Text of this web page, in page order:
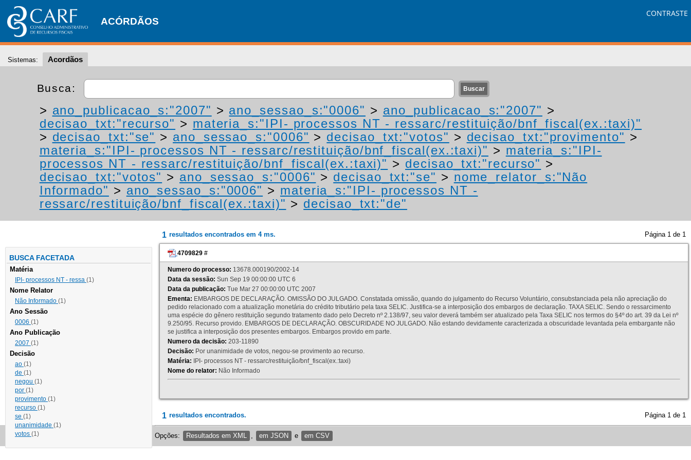
ACÓRDÃOS
CONTRASTE
Sistemas: Acordãos
Busca:
> ano_publicacao_s:"2007" > ano_sessao_s:"0006" > ano_publicacao_s:"2007" >
decisao_txt:"recurso" > materia_s:"IPI- processos NT - ressarc/restituição/bnf_fiscal(ex.:taxi)"
> decisao_txt:"se" > ano_sessao_s:"0006" > decisao_txt:"votos" > decisao_txt:"provimento" >
materia_s:"IPI- processos NT - ressarc/restituição/bnf_fiscal(ex.:taxi)" > materia_s:"IPI-
processos NT - ressarc/restituição/bnf_fiscal(ex.:taxi)" > decisao_txt:"recurso" >
decisao_txt:"votos" > ano_sessao_s:"0006" > decisao_txt:"se" > nome_relator_s:"Não
Informado" > ano_sessao_s:"0006" > materia_s:"IPI- processos NT -
ressarc/restituição/bnf_fiscal(ex.:taxi)" > decisao_txt:"de"
BUSCA FACETADA
Matéria
IPI- processos NT - ressa (1)
Nome Relator
Não Informado (1)
Ano Sessão
0006 (1)
Ano Publicação
2007 (1)
Decisão
ao (1)
de (1)
negou (1)
por (1)
provimento (1)
recurso (1)
se (1)
unanimidade (1)
votos (1)
1 resultados encontrados em 4 ms. Página 1 de 1
4709829 #
Numero do processo: 13678.000190/2002-14
Data da sessão: Sun Sep 19 00:00:00 UTC 6
Data da publicação: Tue Mar 27 00:00:00 UTC 2007
Ementa: EMBARGOS DE DECLARAÇÃO. OMISSÃO DO JULGADO. Constatada omissão, quando do julgamento do Recurso Voluntário, consubstanciada pela não apreciação do
pedido relacionado com a atualização monetária do crédito tributário pela taxa SELIC. Justifica-se a interposição dos embargos de declaração. TAXA SELIC. Sendo o ressarcimento
uma espécie do gênero restituição segundo tratamento dado pelo Decreto nº 2.138/97, seu valor deverá também ser atualizado pela Taxa SELIC nos termos do §4º do art. 39 da Lei nº
9.250/95. Recurso provido. EMBARGOS DE DECLARAÇÃO. OBSCURIDADE NO JULGADO. Não estando devidamente caracterizada a obscuridade levantada pela embargante não
se justifica a interposição dos presentes embargos. Embargos provido em parte.
Numero da decisão: 203-11890
Decisão: Por unanimidade de votos, negou-se provimento ao recurso.
Matéria: IPI- processos NT - ressarc/restituição/bnf_fiscal(ex.:taxi)
Nome do relator: Não Informado
1 resultados encontrados. Página 1 de 1
Opções: Resultados em XML em JSON e em CSV